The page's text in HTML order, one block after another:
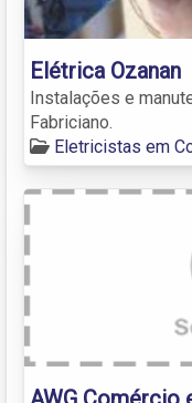
Elétrica Ozanan
Instalações e
Fabriciano.
Eletricistas em